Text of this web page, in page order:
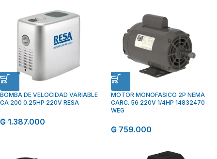
BOMBA DE VELOCIDAD VARIABLE
CA 200 0.25HP 220V RESA
₲ 1.387.000
MOTOR MONOFASICO 2P NEMA
CARC. 56 220V 1/4HP 14832470
WEG
₲ 759.000